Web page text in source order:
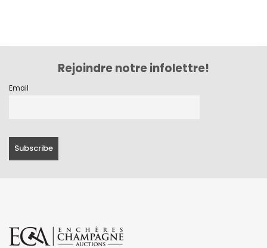
Rejoindre notre infolettre!
Email